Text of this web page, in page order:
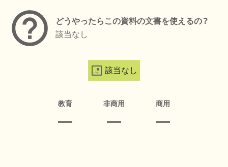
どうやったらこの資料の文書を使えるの？
該当なし
該当なし
教育 非商用 商用